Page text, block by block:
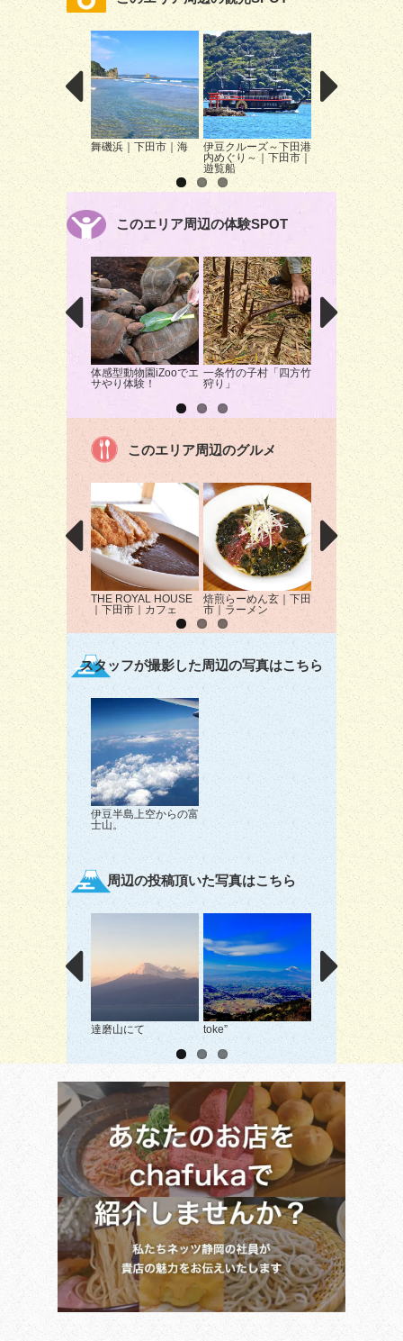
舞磯浜｜下田市｜海
伊豆クルーズ～下田港
内めぐり～｜下田市｜
遊覧船
まどが浜海遊公園
このエリア周辺の体験SPOT
体感型動物園iZooでエ
サやり体験！
一条竹の子村「四方竹
狩り」
ブレンディング
自分だけの香り
このエリア周辺のグルメ
THE ROYAL HOUSE
｜下田市｜カフェ
焙煎らーめん玄｜下田
市｜ラーメン
松江寿し｜下田
司
スタッフが撮影した周辺の写真はこちら
伊豆半島上空からの富
士山。
周辺の投稿頂いた写真はこちら
達磨山にて toke” 海抜3776m